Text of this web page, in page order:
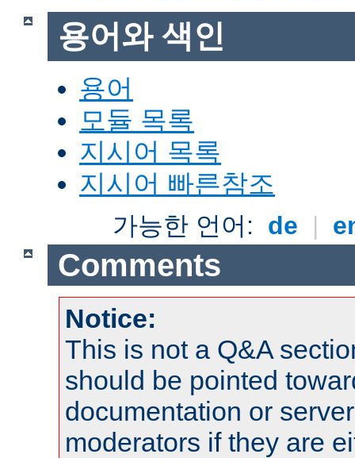
용어와 색인
용어
모듈 목록
지시어 목록
지시어 빠른참조
가능한 언어: de |
Comments
Notice:
This is not a Q&A
should be pointed
documentation or
moderators if they are